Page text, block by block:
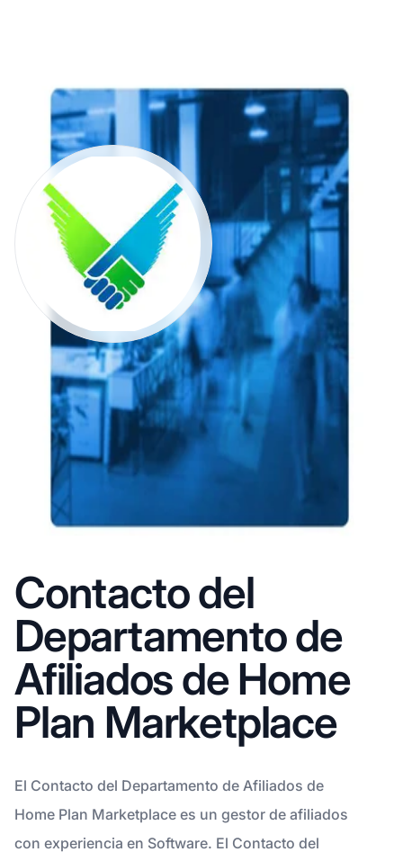
Contacto del
Departamento de
Afiliados de Home
Plan Marketplace
El Contacto del Departamento de Afiliados de
Home Plan Marketplace es un gestor de afiliados
con experiencia en Software. El Contacto del